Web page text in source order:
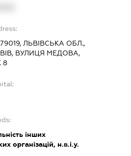
ЛЬВІВСЬКА ОБЛ.,
ВУЛИЦЯ МЕДОВА,
8
інших
організацій, н.в.і.у.